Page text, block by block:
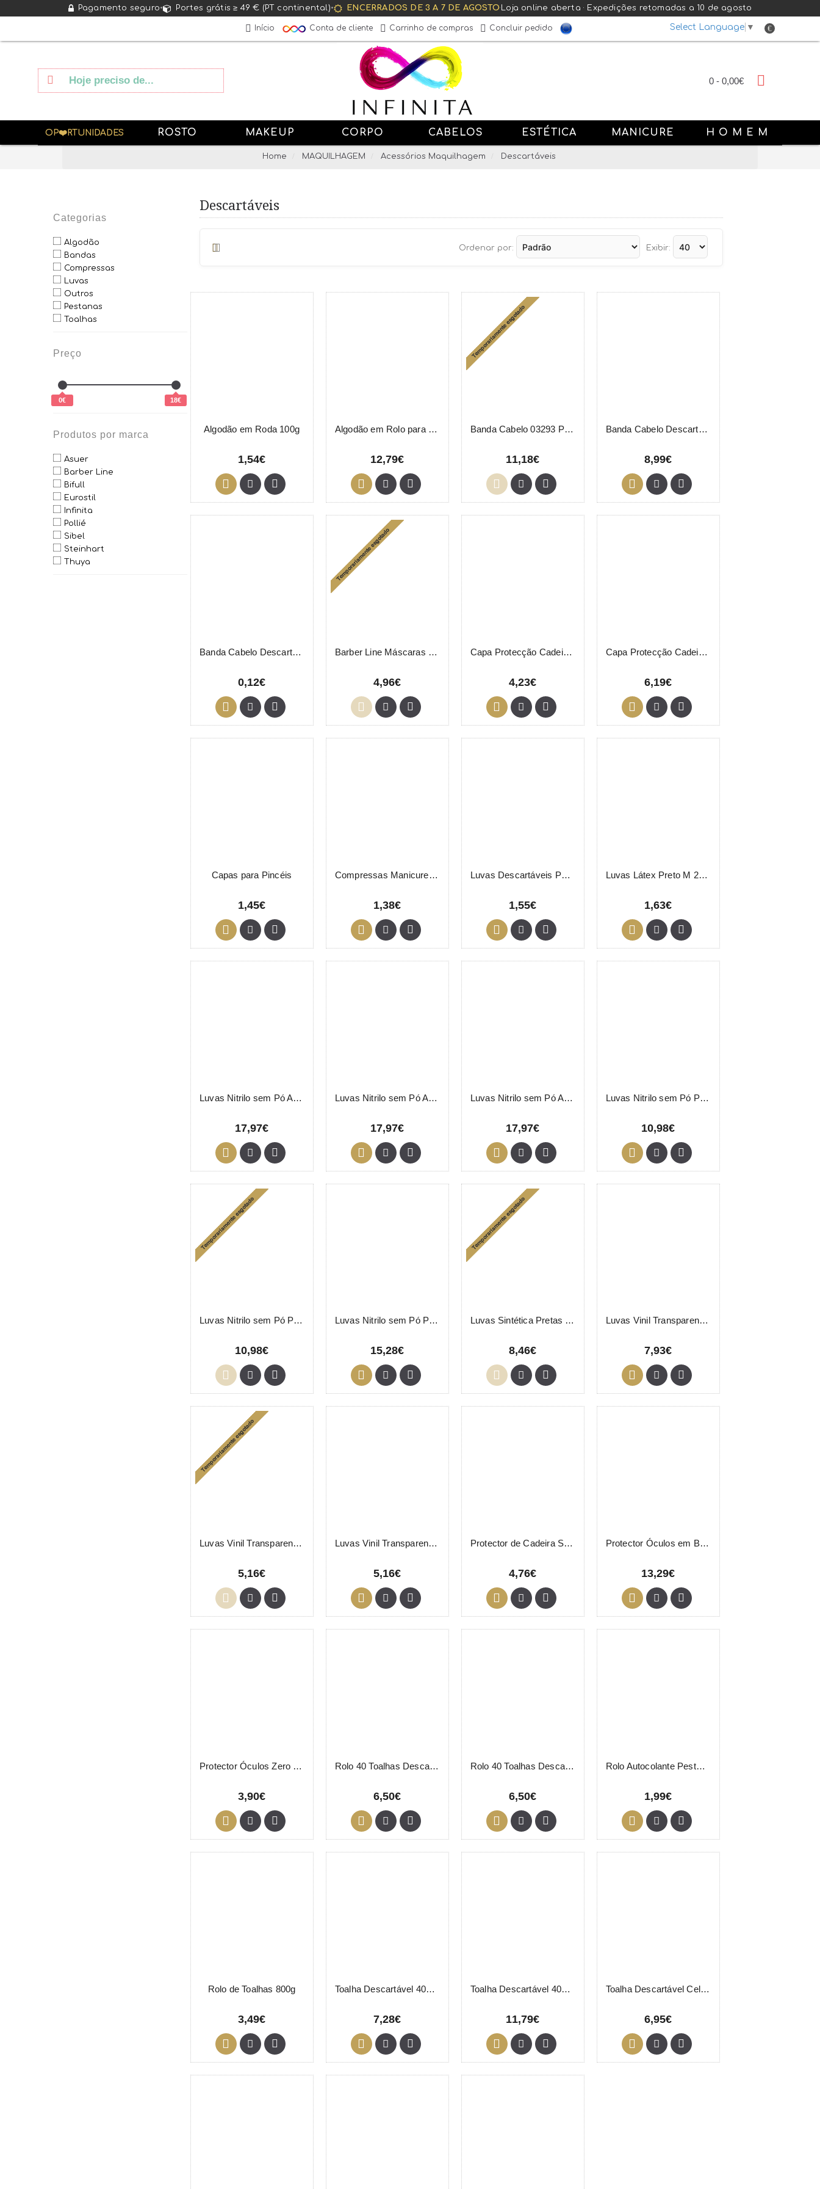
Pagamento seguro• Portes grátis ≥ 49 € (PT continental)• ENCERRADOS DE 3 A 7 DE AGOSTO· Loja online aberta · Expedições retomadas a 10 de agosto
Select Language ▼
Início Conta de cliente Carrinho de compras Concluir pedido €
0 - 0,00€
OP❤️RTUNIDADES ROSTO MAKEUP CORPO CABELOS ESTÉTICA MANICURE H O M E M
Home MAQUILHAGEM Acessórios Maquilhagem Descartáveis
Categorias
Algodão
Bandas
Compressas
Luvas
Outros
Pestanas
Toalhas
Preço
0€ 18€
Produtos por marca
Asuer
Barber Line
Bifull
Eurostil
Infinita
Pollié
Sibel
Steinhart
Thuya
Descartáveis
Exibir:
Ordenar por:
Algodão em Roda 100g
1,54€
Algodão em Rolo para Cabeleireiro 1Kg Eurostil
12,79€
Banda Cabelo 03293 Pollié 100 Unidades
11,18€
Banda Cabelo Descartável 100 Unidades
8,99€
Banda Cabelo Descartável Unidade
0,12€
Barber Line Máscaras Protectoras Olhos 06315 Eurostil
4,96€
Capa Protecção Cadeira Asuer
4,23€
Capa Protecção Cadeiras 100 Unidades
6,19€
Capas para Pincéis
1,45€
Compressas Manicure 20 Unidades
1,38€
Luvas Descartáveis Polietileno 100 Unidades
1,55€
Luvas Látex Preto M 2 Unidades
1,63€
Luvas Nitrilo sem Pó Azul L 100 Unidades
17,97€
Luvas Nitrilo sem Pó Azul M 100 Unidades
17,97€
Luvas Nitrilo sem Pó Azul S 100 Unidades
17,97€
Luvas Nitrilo sem Pó Pretas M 100 Unidades
10,98€
Luvas Nitrilo sem Pó Pretas S 100 Unidades
10,98€
Luvas Nitrilo sem Pó Pretas XL 100 Unidades
15,28€
Luvas Sintética Pretas Tamanho M Eurostil 50 Unidades
8,46€
Luvas Vinil Transparente Tamanho L 100 Unidades
7,93€
Luvas Vinil Transparente Tamanho M 100 Unidades
5,16€
Luvas Vinil Transparente Tamanho S 100 Unidades
5,16€
Protector de Cadeira Steinhart 50 Unidades
4,76€
Protector Óculos em Bolsa Sibel 400 Unidades
13,29€
Protector Óculos Zero Stains 200 Unidades
3,90€
Rolo 40 Toalhas Descartáveis Amarelo
6,50€
Rolo 40 Toalhas Descartáveis Salmão
6,50€
Rolo Autocolante Pestanas 9,1mx1,25cm Thuya
1,99€
Rolo de Toalhas 800g
3,49€
Toalha Descartável 40x80cm 07233 Eurostil 25 Unidades
7,28€
Toalha Descartável 40x80cm 100 Unidades
11,79€
Toalha Descartável Celulose 30x40cm 75 Unidades Eurostil
6,95€